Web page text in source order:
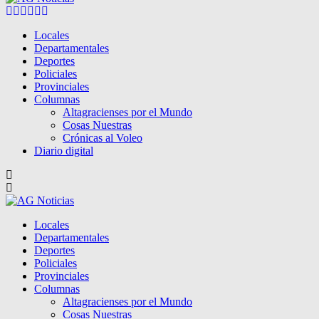
Facebook
Twitter
Instagram
Pinterest
Google
Locales
Departamentales
Deportes
Policiales
Provinciales
Columnas
Altagracienses por el Mundo
Cosas Nuestras
Crónicas al Voleo
Diario digital
Locales
Departamentales
Deportes
Policiales
Provinciales
Columnas
Altagracienses por el Mundo
Cosas Nuestras